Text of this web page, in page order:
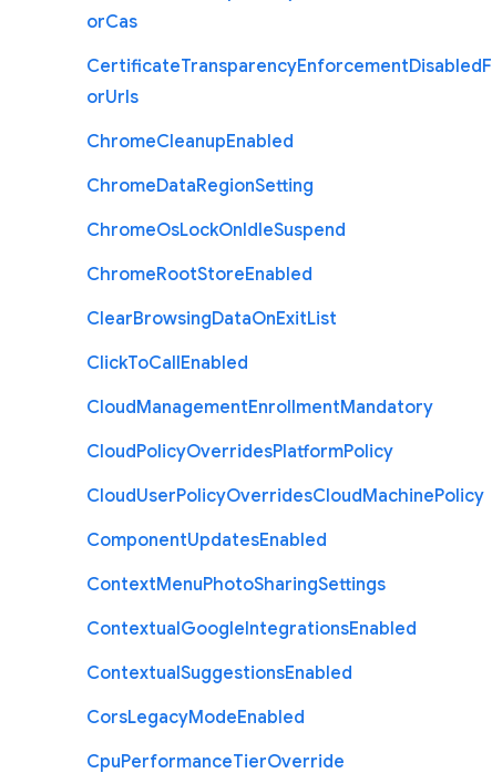
orCas
CertificateTransparencyEnforcementDisabledF
orUrls
ChromeCleanupEnabled
ChromeDataRegionSetting
ChromeOsLockOnIdleSuspend
ChromeRootStoreEnabled
ClearBrowsingDataOnExitList
ClickToCallEnabled
CloudManagementEnrollmentMandatory
CloudPolicyOverridesPlatformPolicy
CloudUserPolicyOverridesCloudMachinePolicy
ComponentUpdatesEnabled
ContextMenuPhotoSharingSettings
ContextualGoogleIntegrationsEnabled
ContextualSuggestionsEnabled
CorsLegacyModeEnabled
CpuPerformanceTierOverride